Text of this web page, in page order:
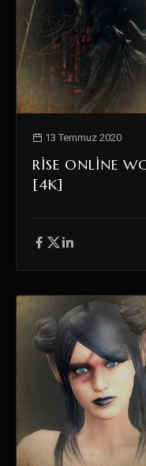
13 Temmuz 2020
RISE ONLINE
[4K]